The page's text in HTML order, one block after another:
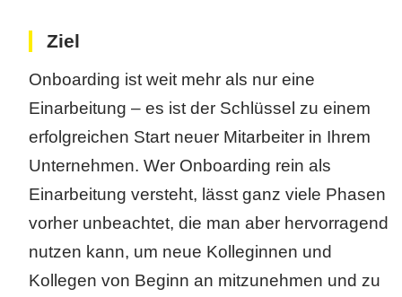
Ziel
Onboarding ist weit mehr als nur eine
Einarbeitung – es ist der Schlüssel zu einem
erfolgreichen Start neuer Mitarbeiter in Ihrem
Unternehmen. Wer Onboarding rein als
Einarbeitung versteht, lässt ganz viele Phasen
vorher unbeachtet, die man aber hervorragend
nutzen kann, um neue Kolleginnen und
Kollegen von Beginn an mitzunehmen und zu